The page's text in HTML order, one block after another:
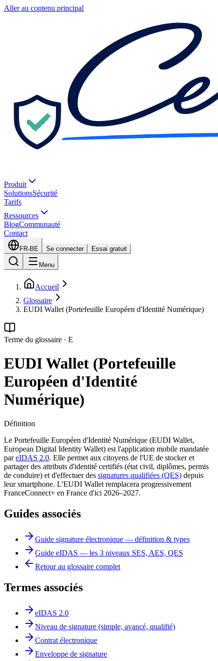
Aller au contenu principal
Produit
SolutionsSécurité
Tarifs
Ressources
BlogCommunauté
Contact
FR-BE Se connecter Essai gratuit
Menu
Accueil
Glossaire
EUDI Wallet (Portefeuille Européen d'Identité Numérique)
Terme du glossaire · E
EUDI Wallet (Portefeuille
Européen d'Identité
Numérique)
Définition
Le Portefeuille Européen d'Identité Numérique (EUDI Wallet,
European Digital Identity Wallet) est l'application mobile mandatée
pareIDAS 2.0. Elle permet aux citoyens de l'UE de stocker et
partager des attributs d'identité certifiés (état civil, diplômes, permis
de conduire) et d'effectuer des signatures qualifiées (QES) depuis
leur smartphone. L'EUDI Wallet remplacera progressivement
FranceConnect+ en France d'ici 2026–2027.
Guides associés
Guide signature électronique — définition & types
Guide eIDAS — les 3 niveaux SES, AES, QES
Retour au glossaire complet
Termes associés
eIDAS 2.0
Niveau de signature (simple, avancé, qualifié)
Contrat électronique
Enveloppe de signature